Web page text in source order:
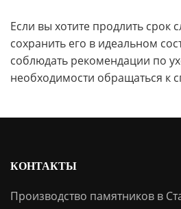
Если вы хотите продлить срок
сохранить его в идеальном
соблюдать рекомендации по
необходимости обращаться к
КОНТАКТЫ
Производство памятников в